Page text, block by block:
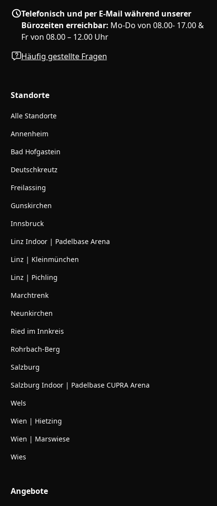
Telefonisch und per E-Mail während unserer
Bürozeiten erreichbar: Mo-Do von 08.00- 17.00 &
Fr von 08.00 – 12.00 Uhr
Häufig gestellte Fragen
Standorte
Alle Standorte
Annenheim
Bad Hofgastein
Deutschkreutz
Freilassing
Gunskirchen
Innsbruck
Linz Indoor | Padelbase Arena
Linz | Kleinmünchen
Linz | Pichling
Marchtrenk
Neunkirchen
Ried im Innkreis
Rohrbach-Berg
Salzburg
Salzburg Indoor | Padelbase CUPRA Arena
Wels
Wien | Hietzing
Wien | Marswiese
Wies
Angebote